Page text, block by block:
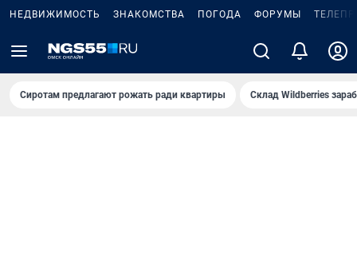
НЕДВИЖИМОСТЬ ЗНАКОМСТВА ПОГОДА ФОРУМЫ
Сиротам предлагают рожать ради квартиры Склад Wildberries